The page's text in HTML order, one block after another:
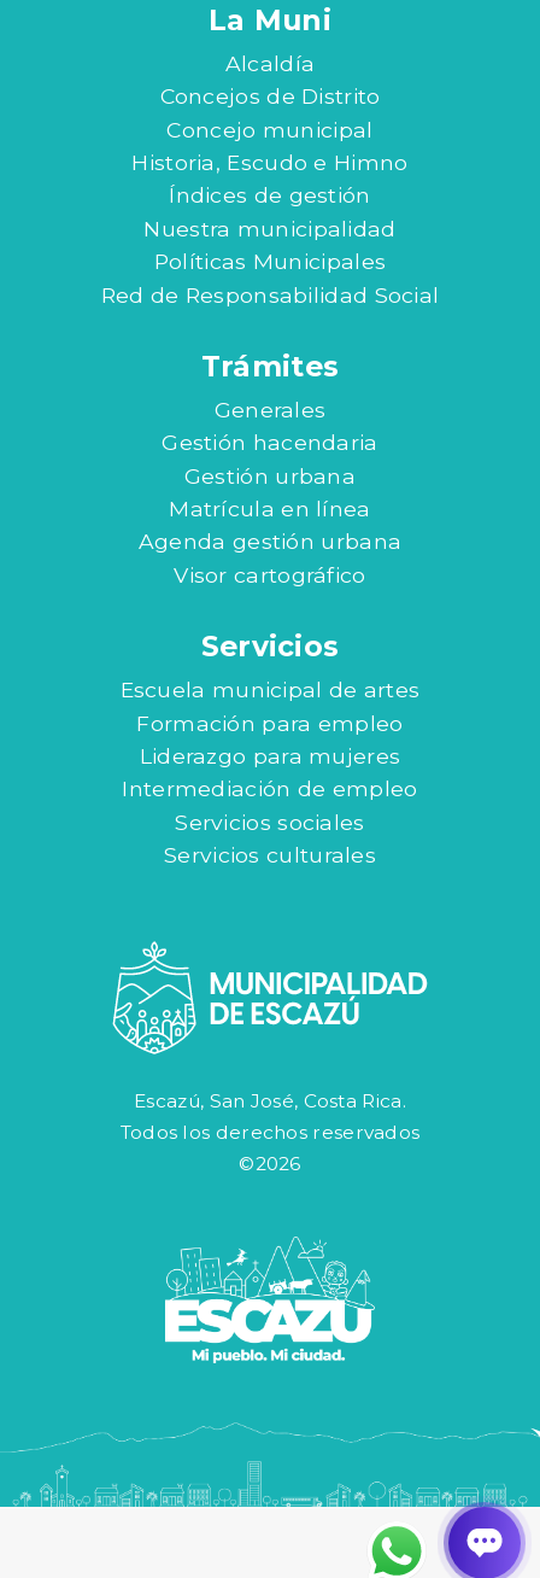
La Muni
Alcaldía
Concejos de Distrito
Concejo municipal
Historia, Escudo e Himno
Índices de gestión
Nuestra municipalidad
Políticas Municipales
Red de Responsabilidad Social
Trámites
Generales
Gestión hacendaria
Gestión urbana
Matrícula en línea
Agenda gestión urbana
Visor cartográfico
Servicios
Escuela municipal de artes
Formación para empleo
Liderazgo para mujeres
Intermediación de empleo
Servicios sociales
Servicios culturales
Escazú, San José, Costa Rica.
Todos los derechos reservados
©2026